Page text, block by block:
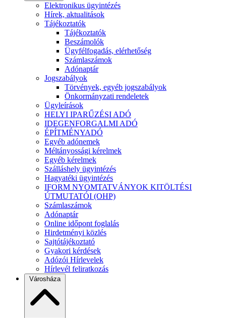
Elektronikus ügyintézés
Hírek, aktualitások
Tájékoztatók
Tájékoztatók
Beszámolók
Ügyfélfogadás, elérhetőség
Számlaszámok
Adónaptár
Jogszabályok
Törvények, egyéb jogszabályok
Önkormányzati rendeletek
Ügyleírások
HELYI IPARŰZÉSI ADÓ
IDEGENFORGALMI ADÓ
ÉPÍTMÉNYADÓ
Egyéb adónemek
Méltányossági kérelmek
Egyéb kérelmek
Szálláshely ügyintézés
Hagyatéki ügyintézés
IFORM NYOMTATVÁNYOK KITÖLTÉSI
ÚTMUTATÓI (OHP)
Számlaszámok
Adónaptár
Online időpont foglalás
Hirdetményi közlés
Sajtótájékoztató
Gyakori kérdések
Adózói Hírlevelek
Hírlevél feliratkozás
Városháza